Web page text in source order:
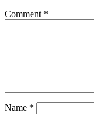
Comment *
Name *